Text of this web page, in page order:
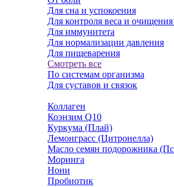
Для сна и успокоения
Для контроля веса и
Для иммунитета
Для нормализации давления
Для пищеварения
Смотреть все
По системам организма
Для суставов и связок
Коллаген
Коэнзим Q10
Куркума (Плай)
Лемонграсс (Цитронелла)
Масло семян подорожника
Моринга
Нони
Пробиотик